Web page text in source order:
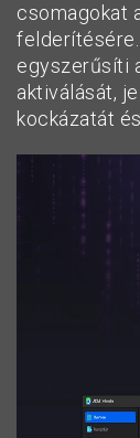
csomagokat
felderítésére.
egyszerűsíti
aktiválását,
kockázatát